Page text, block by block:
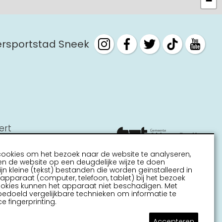
Sneek
om het bezoek naar de website te analyseren,
de website op een deugdelijke wijze te doen
kleine (tekst) bestanden die worden geïnstalleerd in
(computer, telefoon, tablet) bij het bezoek
kunnen het apparaat niet beschadigen. Met
vergelijkbare technieken om informatie te
fingerprinting.